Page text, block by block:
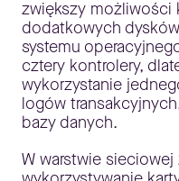
zwiększy możliwości
dodatkowych
systemu
cztery kontrolery,
wykorzystanie
logów
bazy danych.
W warstwie